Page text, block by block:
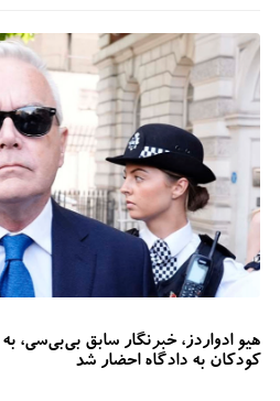
هیو ادواردز، خبرنگار سابق بی‌بی‌سی، به
کودکان به دادگاه احضار شد